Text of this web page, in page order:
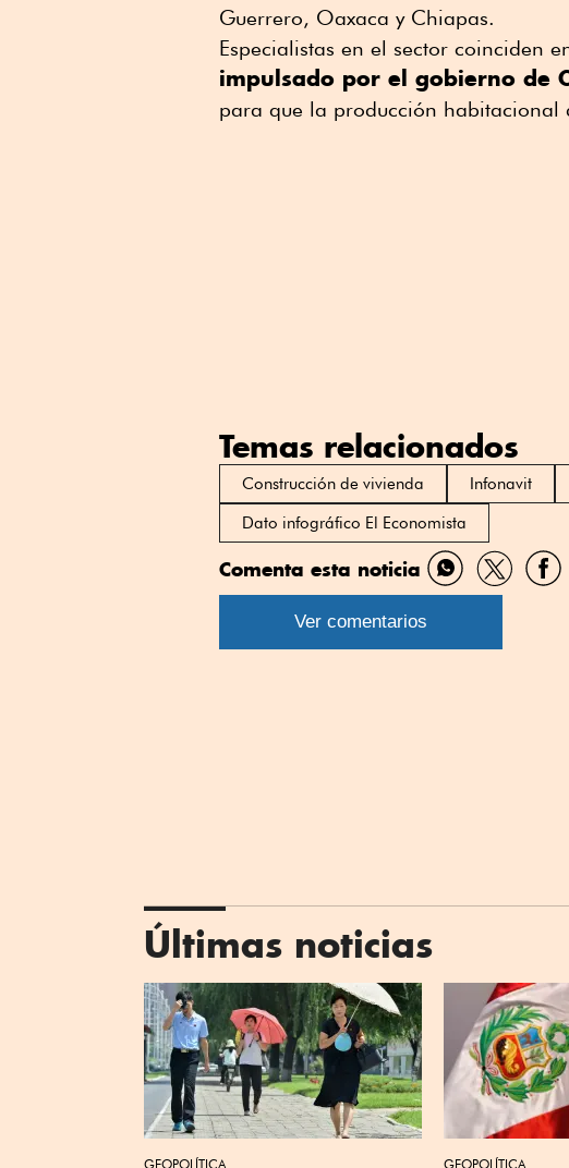
Guerrero, Oaxaca y Chiapas.
Especialistas en el sector coinciden
impulsado por el gobierno de
para que la producción habitacional
Temas relacionados
Construcción de vivienda Infonavit
Dato infográfico El Economista
Comenta esta noticia
Compartir
por
por
Ver comentarios
Últimas noticias
GEOPOLÍTICA GEOPOLÍTICA